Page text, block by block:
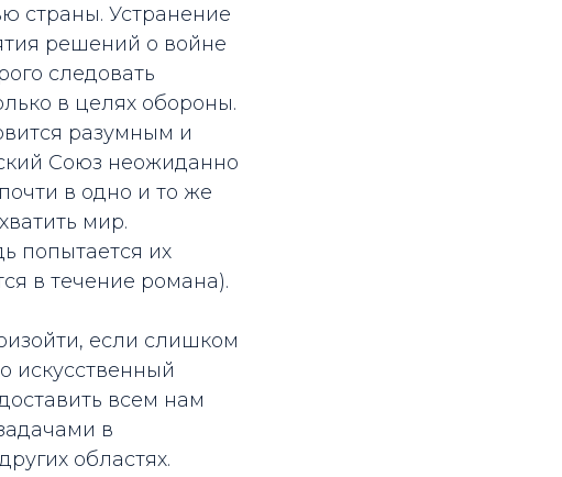
страны. Устранение
решений о войне
следовать
в целях обороны.
разумным и
Союз неожиданно
в одно и то же
мир.
попытается их
в течение романа).
если слишком
искусственный
всем нам
в
областях.